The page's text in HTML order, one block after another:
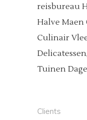
reisbureau
Halve Maen
Culinair
Tuinen
Clients